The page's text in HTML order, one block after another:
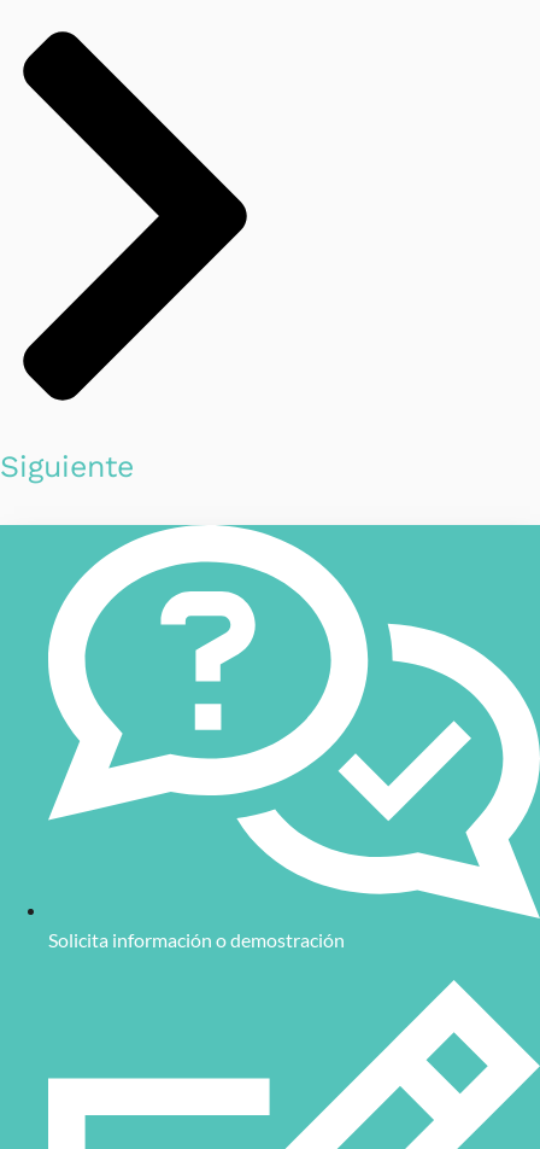
Siguiente
Solicita información o demostración